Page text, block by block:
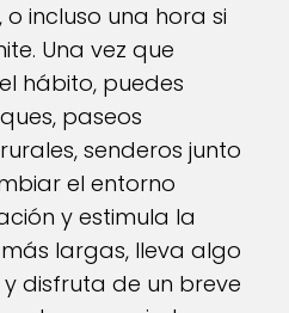
incluso una hora si
Una vez que
hábito, puedes
paseos
senderos junto
el entorno
y estimula la
largas, lleva algo
disfruta de un breve